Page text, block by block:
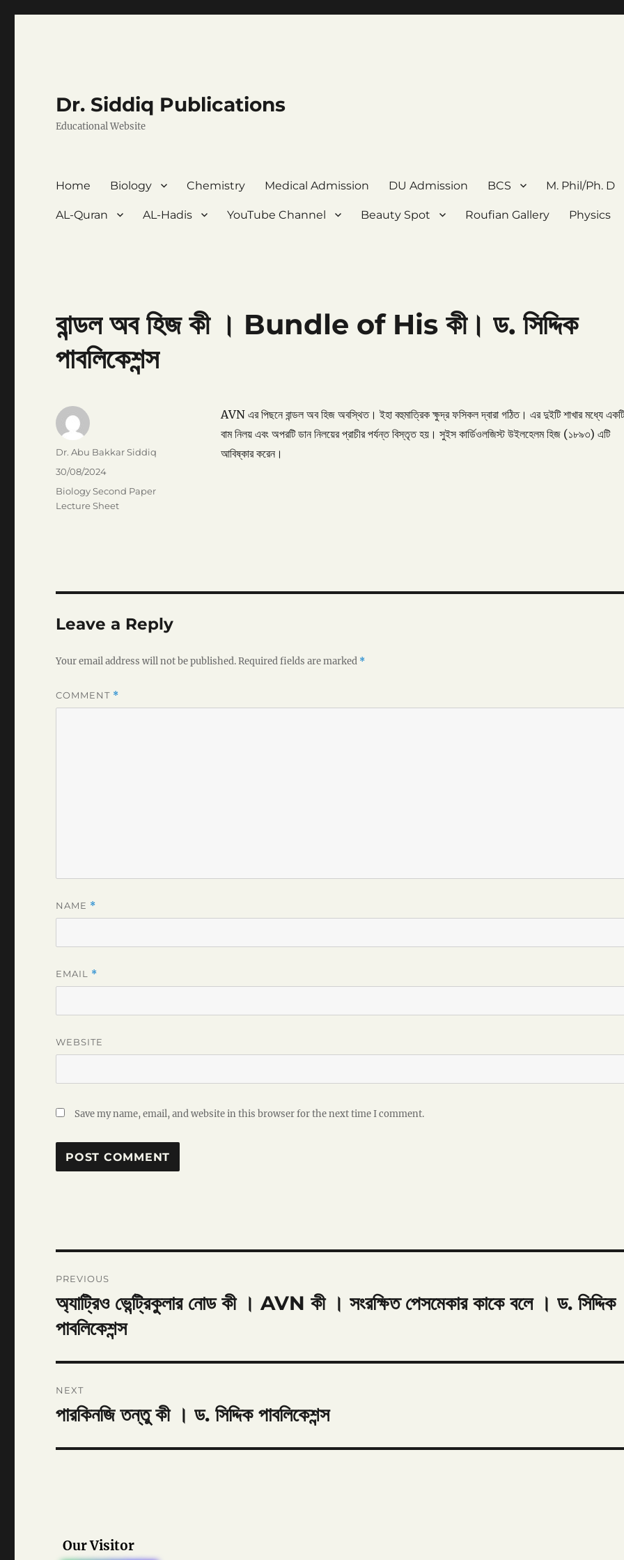
Dr. Siddiq Publications
Educational Website
Home Biology Chemistry Medical Admission DU Admission BCS M. Phil/Ph. D
AL-Quran AL-Hadis YouTube Channel Beauty Spot Roufian Gallery Physics
বান্ডল অব হিজ কী । Bundle of His কী। ড. সিদ্দিক
পাবলিকেশন্স
AVN এর পিছনে বান্ডল অব হিজ অবস্থিত। ইহা বহুমাত্রিক ক্ষুদ্র ফসিকল দ্বারা গঠিত। এর দুইটি শাখার মধ্যে একটি
বাম নিলয় এবং অপরটি ডান নিলয়ের প্রাচীর পর্যন্ত বিস্তৃত হয়। সুইস কার্ডিওলজিস্ট উইলহেলম হিজ (১৮৯৩) এটি
আবিষ্কার করেন।
Author
Dr. Abu Bakkar Siddiq
Posted
on
30/08/2024
Categories
Biology Second Paper
Lecture Sheet
Leave a Reply
Your email address will not be published.Required fields are marked *
COMMENT *
NAME *
EMAIL *
WEBSITE
Save my name, email, and website in this browser for the next time I comment.
navigation
PREVIOUS
Previous
post:
অ্যাট্রিও ভেন্ট্রিকুলার নোড কী । AVN কী । সংরক্ষিত পেসমেকার কাকে বলে । ড. সিদ্দিক
পাবলিকেশন্স
NEXT
Next
পারকিনজি তন্তু কী । ড. সিদ্দিক পাবলিকেশন্স
Our Visitor